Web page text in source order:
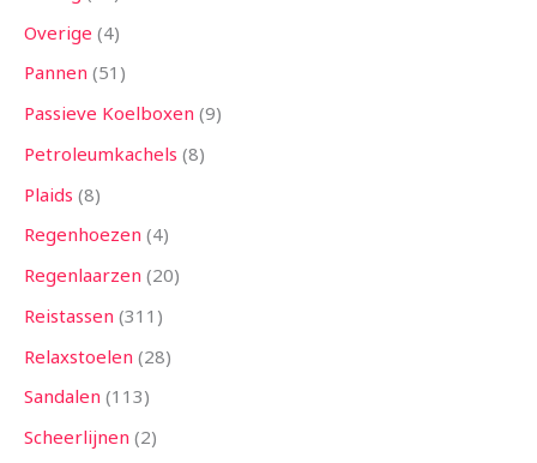
Overige 4
Pannen 51
Passieve Koelboxen 9
Petroleumkachels 8
Plaids 8
Regenhoezen 4
Regenlaarzen 20
Reistassen 311
Relaxstoelen 28
Sandalen 113
Scheerlijnen 2